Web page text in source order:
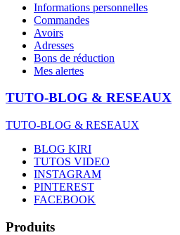
Informations personnelles
Commandes
Avoirs
Adresses
Bons de réduction
Mes alertes
TUTO-BLOG & RESEAUX
TUTO-BLOG & RESEAUX
BLOG KIRI
TUTOS VIDEO
INSTAGRAM
PINTEREST
FACEBOOK
Produits